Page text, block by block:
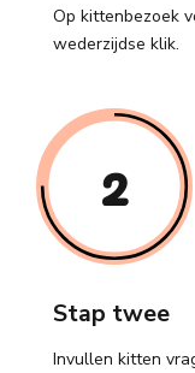
Op kittenbezoek
wederzijdse klik.
2
Stap twee
Invullen kitten